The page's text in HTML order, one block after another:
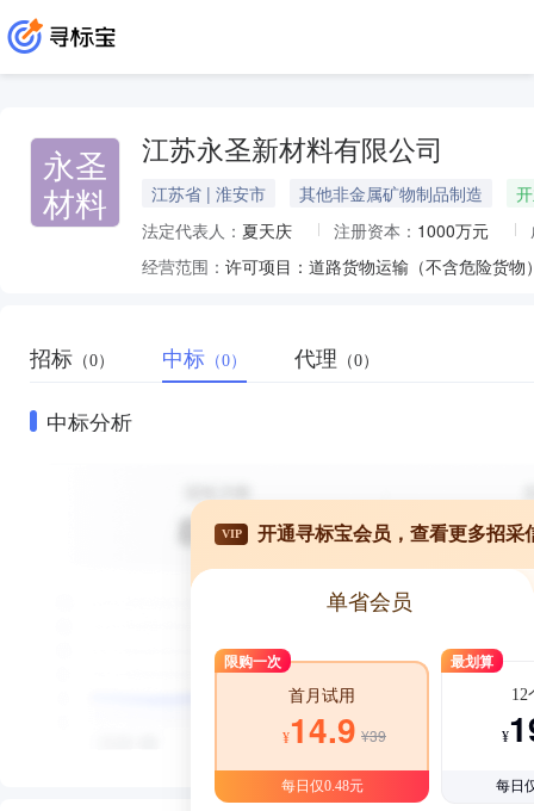
永圣
材料
江苏永圣新材料有限公司
江苏省 | 淮安市 其他非金属矿物制品制造
法定代表人： 夏天庆 注册资本： 1000万元
经营范围：
招标 （0） 中标 （0） 代理 （0）
中标分析
VIP 开通寻标宝会员，查看更多招采
单省会员
限购一次
首月试用
¥14.9 ¥39
每日仅0.48元
最划算
12
¥
每日